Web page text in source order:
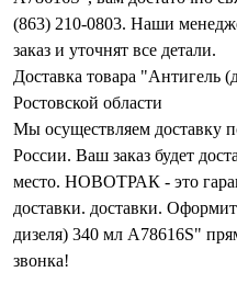
(863) 210-0803. Наши
заказ и уточнят все детали.
Доставка товара "Антигель
Ростовской области
Мы осуществляем доставку
России. Ваш заказ будет
место. НОВОТРАК - это
доставки. доставки.
дизеля) 340 мл A78616S"
звонка!